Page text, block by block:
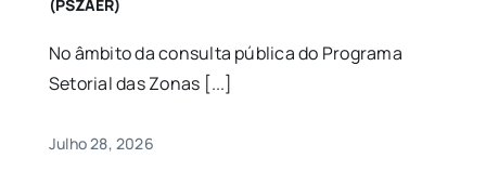
(PSZAER)
No âmbito da consulta pública do Programa
Setorial das Zonas [...]
Julho 28, 2026